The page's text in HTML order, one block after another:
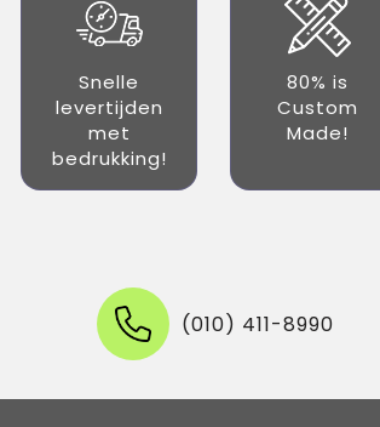
Snelle
levertijden
met
bedrukking!
80% is
Custom
Made!
(010) 411-8990